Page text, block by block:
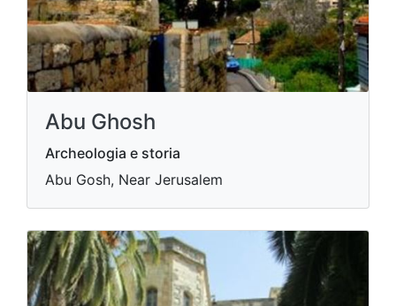
Abu Ghosh
Archeologia e storia
Abu Gosh, Near Jerusalem